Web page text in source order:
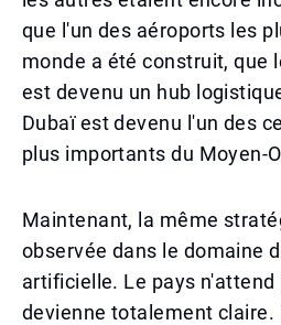
que l'un des aéroports les
monde a été construit, que
est devenu un hub
Dubaï est devenu l'un des
plus importants du Moyen-
Maintenant, la même
observée dans le domaine
artificielle. Le pays n'attend
devienne totalement